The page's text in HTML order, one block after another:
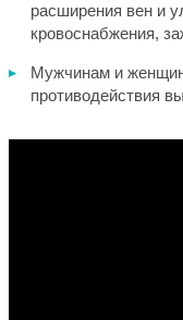
расширения вен и
кровоснабжения,
Мужчинам и
противодействия